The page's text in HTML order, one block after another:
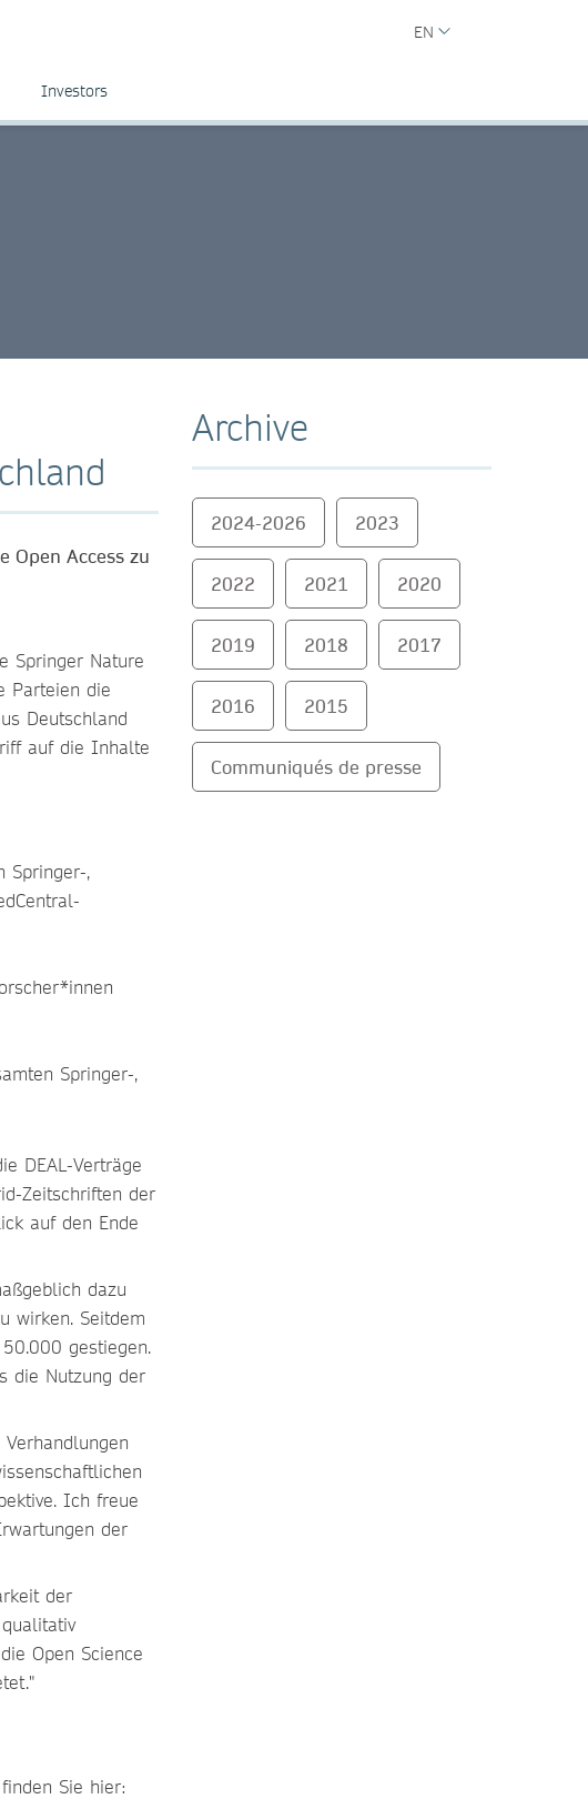
EN
Investors
Open Access zu
Springer Nature
Parteien die
Deutschland
auf die Inhalte
Springer-,
Springer-,
DEAL-Verträge
Zeitschriften der
auf den Ende
dazu
wirken. Seitdem
gestiegen.
die Nutzung der
Ich freue
der
der
Open Science
Sie hier:
Archive
2024-2026 2023
2022 2021 2020
2019 2018 2017
2016 2015
Communiqués de presse